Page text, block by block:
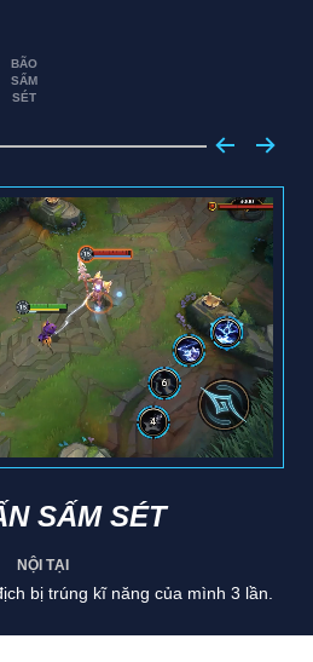
BÃO
SẤM
SÉT
SẤM SÉT
NỘI TẠI
bị trúng kĩ năng của mình 3 lần.